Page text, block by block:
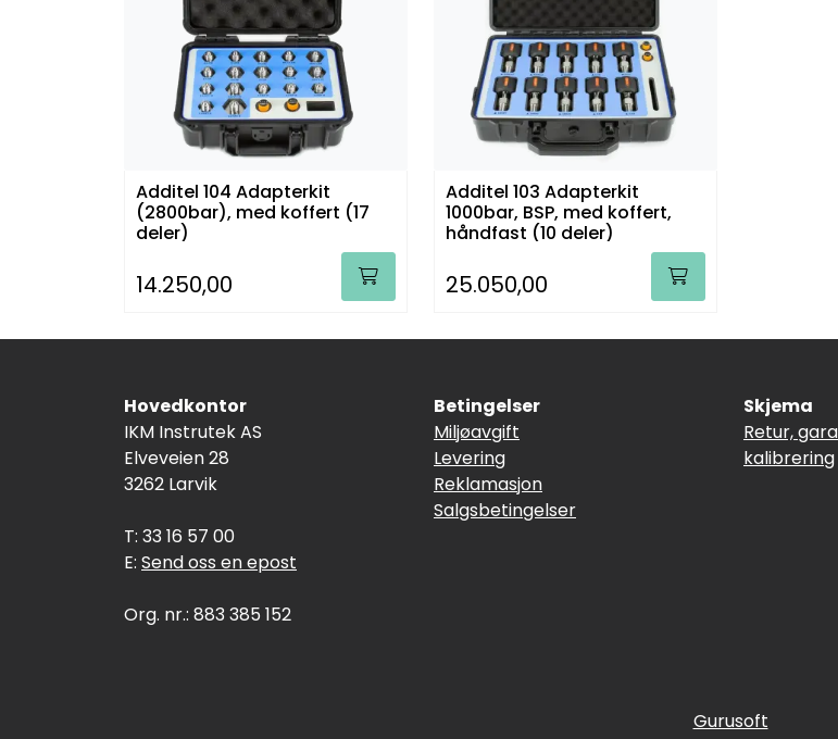
Additel 104 Adapterkit
(2800bar), med koffert (17
deler)
14.250,00
Additel 103 Adapterkit
1000bar, BSP, med koffert,
håndfast (10 deler)
25.050,00
Hovedkontor
IKM Instrutek AS
Elveveien 28
3262 Larvik
T: 33 16 57 00
E: Send oss en epost
Org. nr.: 883 385 152
Betingelser
Miljøavgift
Levering
Reklamasjon
Salgsbetingelser
Skjema
Retur,
kalibrering
Gurusoft